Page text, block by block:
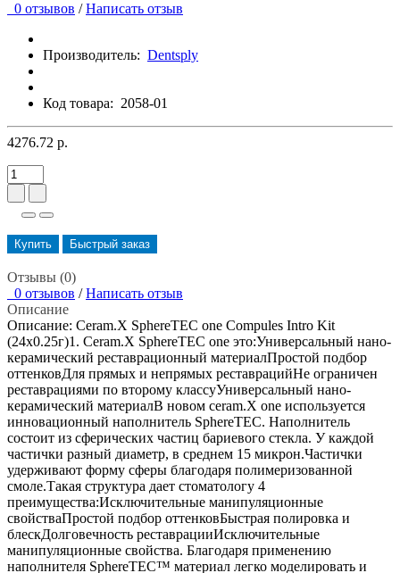
0 отзывов / Написать отзыв
Производитель: Dentsply
Код товара: 2058-01
4276.72 р.
Купить Быстрый заказ
Отзывы (0)
0 отзывов / Написать отзыв
Описание
Описание: Ceram.X SphereTEC one Compules Intro Kit
(24x0.25г)1. Сeram.X SphereTEC one это:Универсальный нано-
керамический реставрационный материалПростой подбор
оттенковДля прямых и непрямых реставрацийНе ограничен
реставрациями по второму классуУниверсальный нано-
керамический материалВ новом ceram.X one используется
инновационный наполнитель SphereTEC. Наполнитель
состоит из сферических частиц бариевого стекла. У каждой
частички разный диаметр, в среднем 15 микрон.Частички
удерживают форму сферы благодаря полимеризованной
смоле.Такая структура дает стоматологу 4
преимущества:Исключительные манипуляционные
свойстваПростой подбор оттенковБыстрая полировка и
блескДолговечность реставрацииИсключительные
манипуляционные свойства. Благодаря применению
наполнителя SphereTEC™ материал легко моделировать и